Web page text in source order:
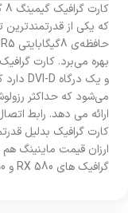
که یکی از قدرتمندترین
کارت گرافیک بدلیل
ارزان قیمت ماینینگ
گرافیک های RX 580 و RX 590 می توانید از لینک زیر استفاده کنید.